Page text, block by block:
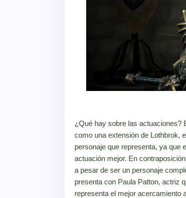
¿Qué hay sobre las actuaciones?
como una extensión de Lothbrok,
personaje que representa, ya que
actuación mejor. En
a pesar de ser un personaje
presenta con Paula Patton, actriz
representa el mejor acercamiento